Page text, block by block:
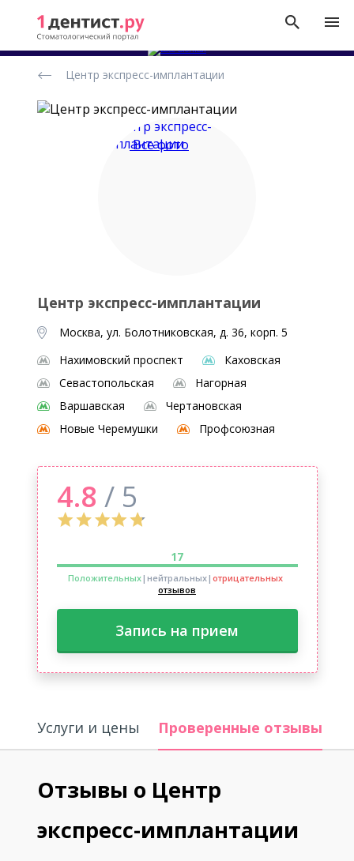
стоматологических
Центр экспресс-имплантации
Все фото
Центр экспресс-имплантации
Москва, ул. Болотниковская, д. 36, корп. 5
Нахимовский проспект
Каховская
Севастопольская
Нагорная
Варшавская
Чертановская
Новые Черемушки
Профсоюзная
4.8 / 5
17
Положительных|нейтральных| отрицательных
отзывов
Запись на прием
Услуги и цены Проверенные отзывы
Отзывы о Центр
экспресс-имплантации